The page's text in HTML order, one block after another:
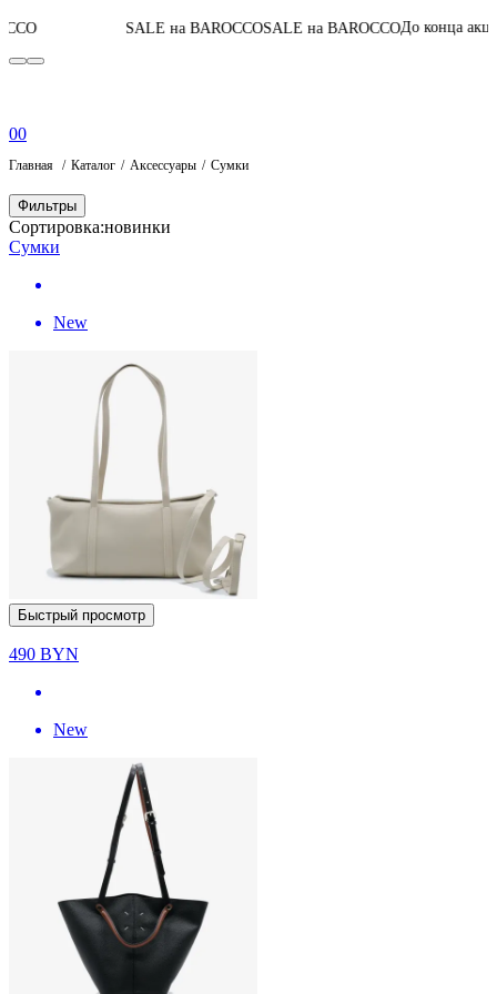
SALE на BAROCCOSALE на BAROCCOДо конца акции06: 01:02:11
00
Главная Каталог Аксессуары Сумки
Фильтры
Сортировка:новинки
Сумки
New
Быстрый просмотр
490 BYN
New